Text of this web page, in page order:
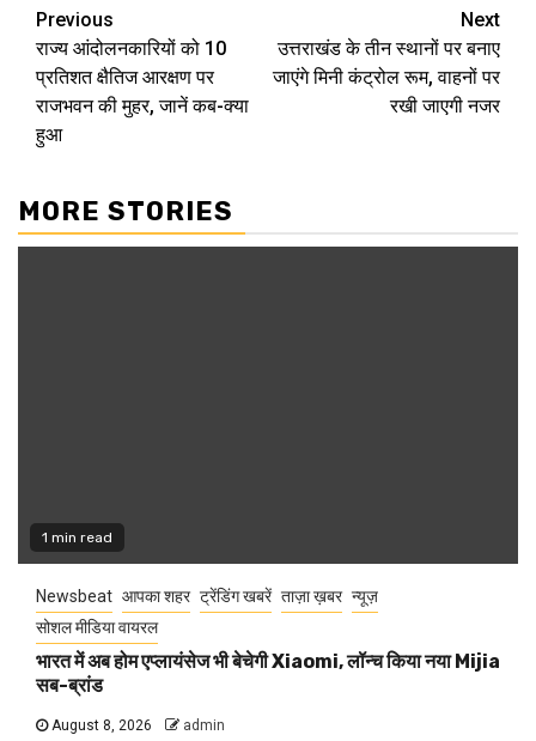
Continue
Reading
Previous
राज्य आंदोलनकारियों को 10
प्रतिशत क्षैतिज आरक्षण पर
राजभवन की मुहर, जानें कब-क्या
हुआ
Next
उत्तराखंड के तीन स्थानों पर बनाए
जाएंगे मिनी कंट्रोल रूम, वाहनों पर
रखी जाएगी नजर
MORE STORIES
1 min read
Newsbeat आपका शहर ट्रेंडिंग खबरें ताज़ा ख़बर न्यूज़
सोशल मीडिया वायरल
भारत में अब होम एप्लायंसेज भी बेचेगी Xiaomi, लॉन्च किया नया Mijia
सब-ब्रांड
August 8, 2026 admin